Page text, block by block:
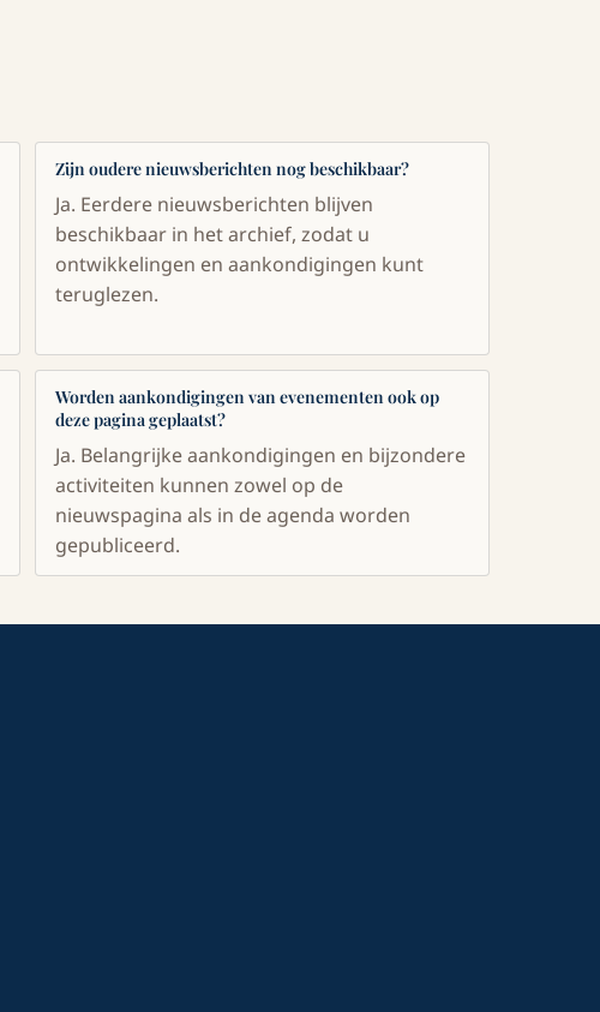
Zijn oudere nieuwsberichten nog beschikbaar?
Ja. Eerdere nieuwsberichten blijven
beschikbaar in het archief, zodat u
ontwikkelingen en aankondigingen kunt
teruglezen.
Worden aankondigingen van evenementen ook op
deze pagina geplaatst?
Ja. Belangrijke aankondigingen en bijzondere
activiteiten kunnen zowel op de
nieuwspagina als in de agenda worden
gepubliceerd.